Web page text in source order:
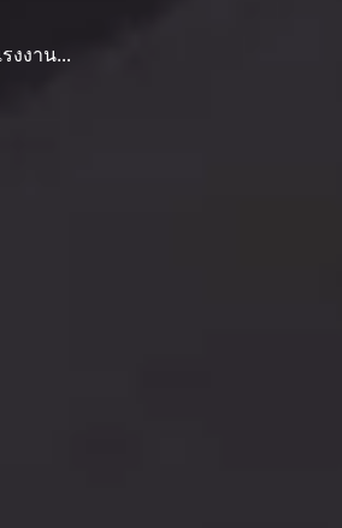
งงาน...